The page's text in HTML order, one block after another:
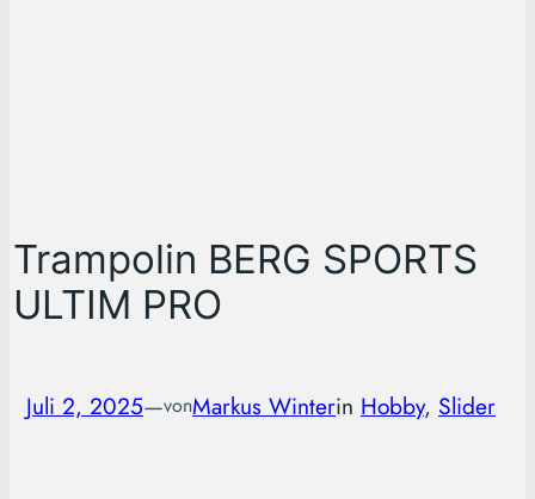
Trampolin BERG SPORTS
ULTIM PRO
Juli 2, 2025—vonMarkus Winterin Hobby, Slider